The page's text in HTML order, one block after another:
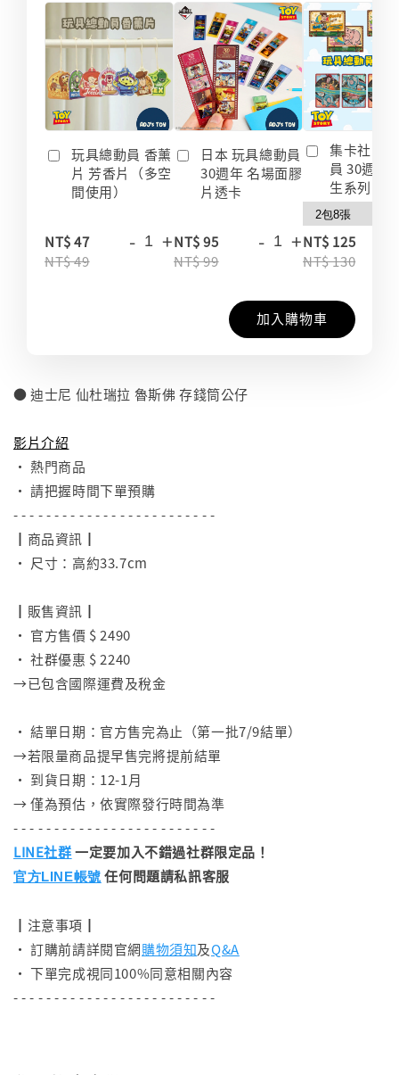
玩具總動員 香薰
片 芳香片（多空
間使用）
NT$ 47
NT$ 49
- +
日本 玩具總動員
30週年 名場面膠
片透卡
NT$ 95
NT$ 99
- +
集卡社 玩
員 30週年
生系列 收
NT$ 125
NT$ 130
加入購物車
● 迪士尼 仙杜瑞拉 魯斯佛 存錢筒公仔
影片介紹
• 熱門商品
• 請把握時間下單預購
- - - - - - - - - - - - - - - - - - - - - - - - -
┃商品資訊┃
• 尺寸：高約33.7cm
┃販售資訊┃
• 官方售價 $ 2490
• 社群優惠 $ 2240
→已包含國際運費及稅金
• 結單日期：官方售完為止（第一批7/9結單）
→若限量商品提早售完將提前結單
• 到貨日期：12-1月
→ 僅為預估，依實際發行時間為準
- - - - - - - - - - - - - - - - - - - - - - - - -
LINE社群一定要加入不錯過社群限定品！
官方LINE帳號 任何問題請私訊客服
┃注意事項┃
• 訂購前請詳閱官網購物須知及Q&A
• 下單完成視同100%同意相關內容
- - - - - - - - - - - - - - - - - - - - - - - - -